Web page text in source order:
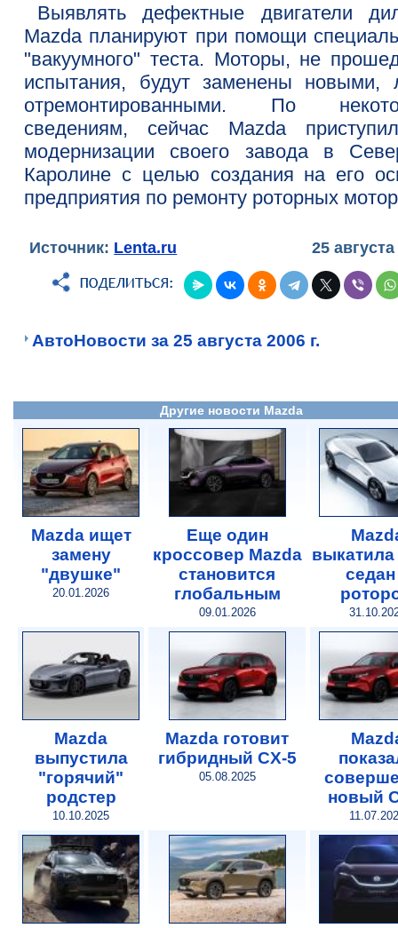
Выявлять дефектные двигатели
Mazda планируют при помощи
"вакуумного" теста. Моторы, не
испытания, будут заменены новыми,
отремонтированными. По
сведениям, сейчас Mazda
модернизации своего завода в
Каролине с целью создания на его
предприятия по ремонту роторных
Источник: Lenta.ru 25
АвтоНовости за 25 августа 2006 г.
Другие новости Mazda
Mazda ищет
замену
"двушке"
20.01.2026
Еще один
кроссовер Mazda
становится
глобальным
09.01.2026
выкатила
седан
Mazda
выпустила
"горячий"
родстер
10.10.2025
Mazda готовит
гибридный CX-5
05.08.2025
новый